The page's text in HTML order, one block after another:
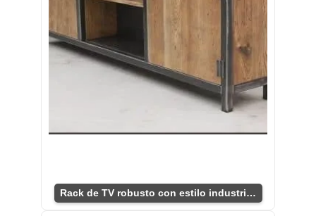
Rack de TV robusto con estilo industrial.